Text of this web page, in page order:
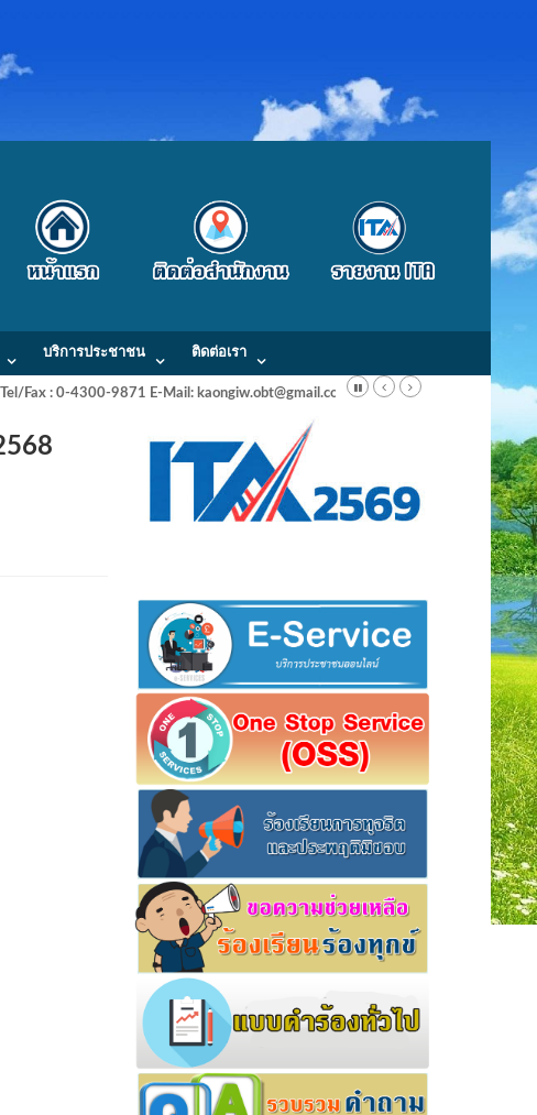
บริการประชาชน ติดต่อเรา
Fax : 0-4300-9871 E-Mail: kaongiw.obt@gmail.com
2568